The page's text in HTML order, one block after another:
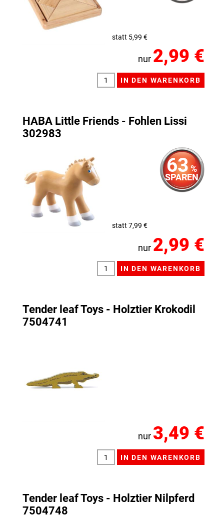
statt 5,99 €
nur 2,99 €
HABA Little Friends - Fohlen Lissi
302983
63 %
SPAREN
statt 7,99 €
nur 2,99 €
Tender leaf Toys - Holztier Krokodil
7504741
nur3,49 €
Tender leaf Toys - Holztier Nilpferd
7504748